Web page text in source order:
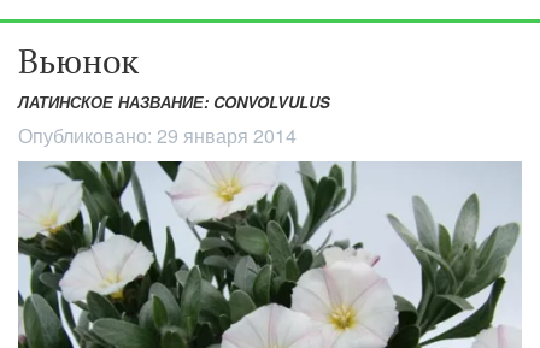
Вьюнок
ЛАТИНСКОЕ НАЗВАНИЕ: CONVOLVULUS
Опубликовано: 29 января 2014